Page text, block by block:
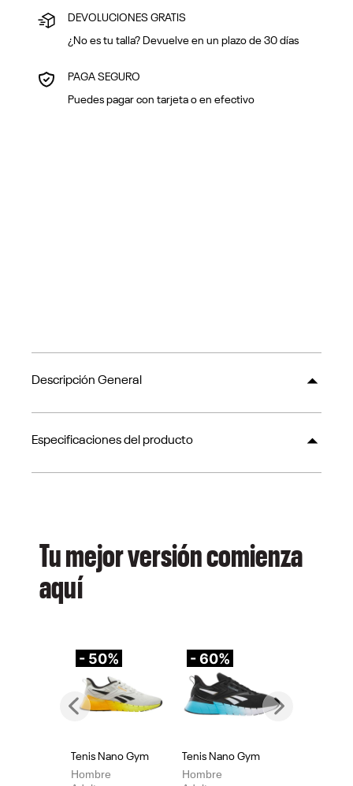
DEVOLUCIONES GRATIS
¿No es tu talla? Devuelve en un plazo de 30 días
PAGA SEGURO
Puedes pagar con tarjeta o en efectivo
Descripción General
Especificaciones del producto
Tu mejor versión comienza
aquí
- 50%
Tenis Nano Gym
Hombre
- 60%
Tenis Nano Gym
Hombre
Previous